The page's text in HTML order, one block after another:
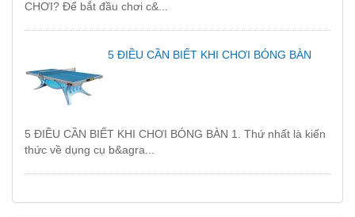
CHƠI? Để bắt đầu chơi c&...
5 ĐIỀU CẦN BIẾT KHI CHƠI BÓNG BÀN
5 ĐIỀU CẦN BIẾT KHI CHƠI BÓNG BÀN 1. Thứ nhất là kiến
thức về dụng cụ b&agra...